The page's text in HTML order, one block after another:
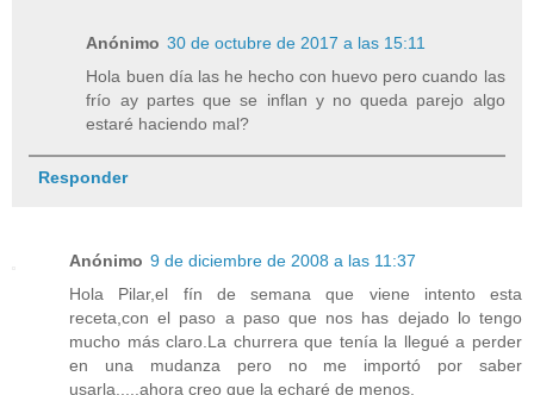
Anónimo 30 de octubre de 2017 a las 15:11
Hola buen día las he hecho con huevo pero cuando las
frío ay partes que se inflan y no queda parejo algo
estaré haciendo mal?
Responder
Anónimo 9 de diciembre de 2008 a las 11:37
Hola Pilar,el fín de semana que viene intento esta
receta,con el paso a paso que nos has dejado lo tengo
mucho más claro.La churrera que tenía la llegué a perder
en una mudanza pero no me importó por saber
usarla.....ahora creo que la echaré de menos.